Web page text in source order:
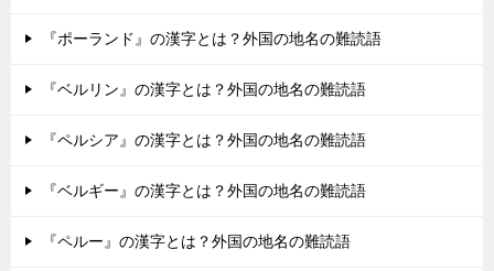
『ポーランド』の漢字とは？外国の地名の難読語
『ベルリン』の漢字とは？外国の地名の難読語
『ペルシア』の漢字とは？外国の地名の難読語
『ベルギー』の漢字とは？外国の地名の難読語
『ペルー』の漢字とは？外国の地名の難読語